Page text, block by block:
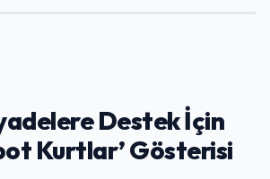
Destek İçin
Kurtlar’ Gösterisi